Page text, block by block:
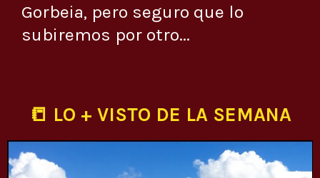
Gorbeia, pero seguro que lo
subiremos por otro...
📒 LO + VISTO DE LA SEMANA